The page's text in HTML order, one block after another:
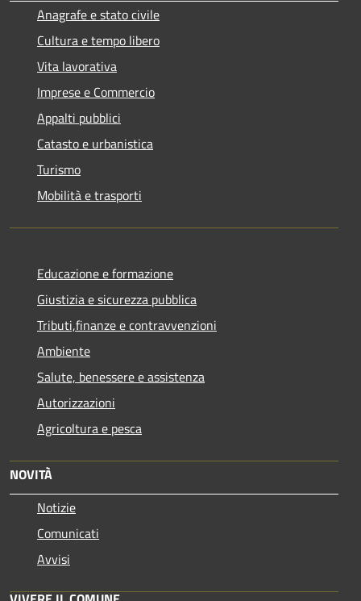
Anagrafe e stato civile
Cultura e tempo libero
Vita lavorativa
Imprese e Commercio
Appalti pubblici
Catasto e urbanistica
Turismo
Mobilità e trasporti
Educazione e formazione
Giustizia e sicurezza pubblica
Tributi,finanze e contravvenzioni
Ambiente
Salute, benessere e assistenza
Autorizzazioni
Agricoltura e pesca
NOVITÀ
Notizie
Comunicati
Avvisi